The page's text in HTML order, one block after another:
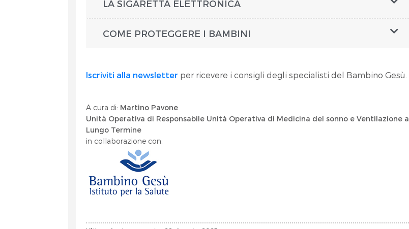
LA SIGARETTA ELETTRONICA
COME PROTEGGERE I BAMBINI
Iscriviti alla newsletter per ricevere i consigli degli specialisti del Bambino Gesù.
A cura di: Martino Pavone
Unità Operativa di Responsabile Unità Operativa di Medicina del sonno e Ventilazione a
Lungo Termine
in collaborazione con: